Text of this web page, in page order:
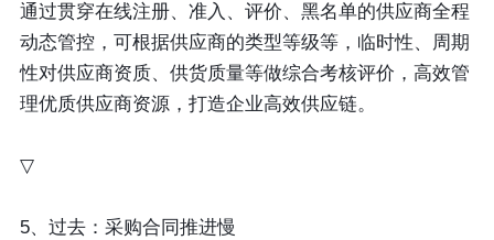
通过贯穿在线注册、准入、评价、黑名单的供应商全程
动态管控，可根据供应商的类型等级等，临时性、周期
性对供应商资质、供货质量等做综合考核评价，高效管
理优质供应商资源，打造企业高效供应链。
▽
5、过去：采购合同推进慢